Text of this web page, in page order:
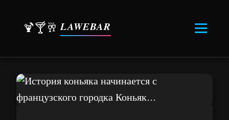
🍹🍸🥂 LAWEBAR